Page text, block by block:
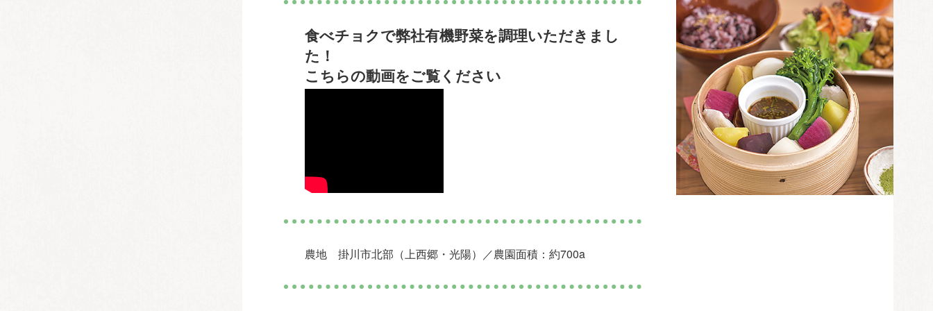
食べチョクで弊社有機野菜を調理いただきまし
た！
こちらの動画をご覧ください
農地 掛川市北部（上西郷・光陽）／農園面積：約700a